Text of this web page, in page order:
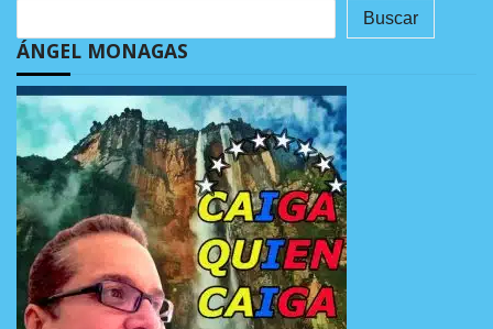
Buscar
ÁNGEL MONAGAS